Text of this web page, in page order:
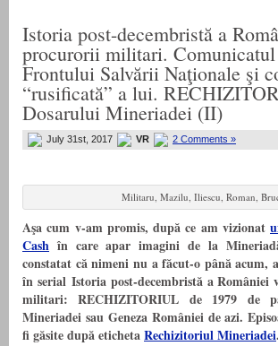
Istoria post-decembristă a
procurorii militari. Comunicatul
Frontului Salvării Naţionale şi
“rusificată” a lui.
Dosarului Mineriadei (II)
July 31st, 2017 VR 2 Comments »
Militaru, Mazilu, Iliescu, Roman,
Aşa cum v-am promis, după ce am vizionat
Cash în care apar imagini de la
constatat că nimeni nu a făcut-o până acum,
în serial Istoria post-decembristă a României
militari: RECHIZITORIUL de 1979 de
Mineriadei sau Geneza României de azi.
fi găsite după etichetaRechizitoriul Mineriadei.